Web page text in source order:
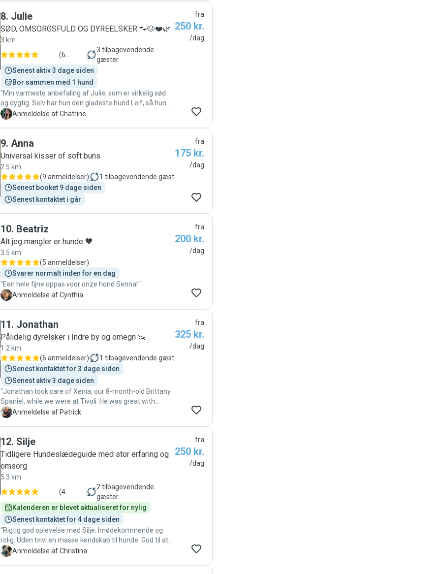
Josephine gives a warm welcome and without a doubt
loves dogs. She’s responsible and even asks if there is
anything she should know regarding the dog.
(Something I could forget to mention when too much in
a hurry - Josephine reminded me🫶🏼🫠) Feels safe! I
will definitely recommend Josephine! And I will definitely
try and book her next time I need a dog-sitter. "
8. Julie
SØD, OMSORGSFULD OG DYREELSKER 🐾🐶❤️🌿
3 km
(6
anmeldelser)
3 tilbagevendende
gæster
Senest aktiv 3 dage siden
Bor sammen med 1 hund
"Min varmeste anbefaling af Julie, som er virkelig sød
og dygtig. Selv har hun den gladeste hund Leif, så hun
forstår sig godt på hundes behov. Min hund faldt hurtig
C Anmeldelse af Chatrine
fra
250 kr.
/dag
9. Anna
Universal kisser of soft buns
2.5 km
(9 anmeldelser) 1 tilbagevendende gæst
Senest booket 9 dage siden
Senest kontaktet i går
fra
175 kr.
/dag
10. Beatriz
Alt jeg mangler er hunde 🧡
3.5 km
(5 anmeldelser)
Svarer normalt inden for en dag
"Een hele fijne oppas voor onze hond Senna! "
C Anmeldelse af Cynthia
fra
200 kr.
/dag
11. Jonathan
Pålidelig dyrelsker i Indre by og omegn 🦦
1.2 km
(6 anmeldelser) 1 tilbagevendende gæst
Senest kontaktet for 3 dage siden
Senest aktiv 3 dage siden
"Jonathan took care of Xenia, our 8-month-old Brittany
Spaniel, while we were at Tivoli. He was great with
Xenia, communicates perfectly, and immediately gained
P Anmeldelse af Patrick
fra
325 kr.
/dag
12. Silje
Tidligere Hundeslædeguide med stor erfaring og
omsorg
5.3 km
(4
anmeldelser)
2 tilbagevendende
gæster
Kalenderen er blevet aktualiseret for nylig
Senest kontaktet for 4 dage siden
"Rigtig god oplevelse med Silje. Imødekommende og
rolig. Uden tvivl en masse kendskab til hunde. God til at
kommunikere og lige melde ind med en status under
C Anmeldelse af Christina
fra
250 kr.
/dag